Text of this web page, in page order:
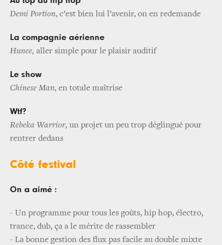
Demi Portion, c’est bien lui l’avenir, on en redemande
La compagnie aérienne
Hunee, aller simple pour le plaisir auditif
Le show
Chinese Man, en totale maîtrise
Wtf?
Rebeka Warrior, un projet un peu trop déglingué pour
rentrer dedans
Côté festival
On a aimé :
- Un programme pour tous les goûts, hip hop, électro,
trance, dub, ça a le mérite de rassembler
- La bonne gestion des flux pas facile au double mixte